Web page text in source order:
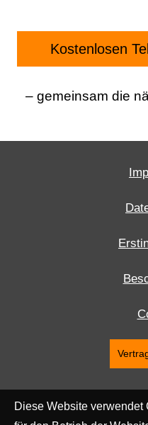
Kostenlosen
– gemeinsam die
Diese Website